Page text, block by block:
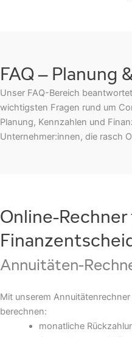
FAQ – Planung
Unser FAQ-Bereich
wichtigsten Fragen rund um
Planung, Kennzahlen und
Unternehmer:innen, die rasch
Online-
Annuitäten-
Mit unserem
berechnen:
monatliche